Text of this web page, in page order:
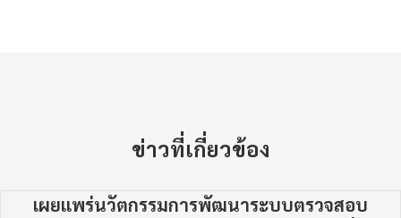
ข่าวที่เกี่ยวข้อง
เผยแพร่นวัตกรรมการพัฒนาระบบตรวจสอบ